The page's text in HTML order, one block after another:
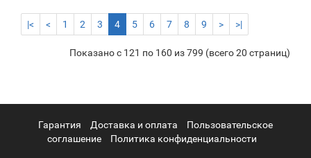
|< < 1 2 3 4 5 6 7 8 9 > >|
Показано с 121 по 160 из 799 (всего 20 страниц)
Гарантия Доставка и оплата
Пользовательское
соглашение
Политика конфиденциальности